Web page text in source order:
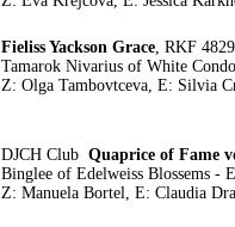
Fieliss Yackson Grace, RKF
Tamarok Nivarius of White
Z: Olga Tambovtceva, E: Silvia
DJCH Club Quaprice of Fame
Binglee of Edelweiss Blossems -
Z: Manuela Bortel, E: Claudia